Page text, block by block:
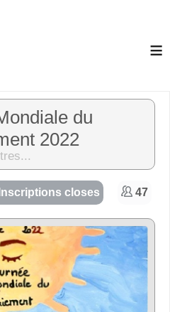
≡
du
2022
Inscriptions closes 47